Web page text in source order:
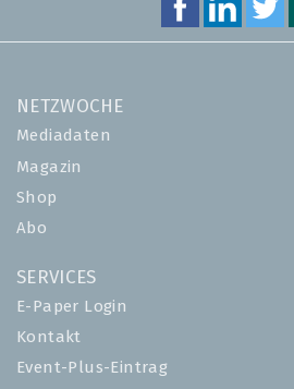
NETZWOCHE
Mediadaten
Magazin
Shop
Abo
SERVICES
E-Paper Login
Kontakt
Event-Plus-Eintrag